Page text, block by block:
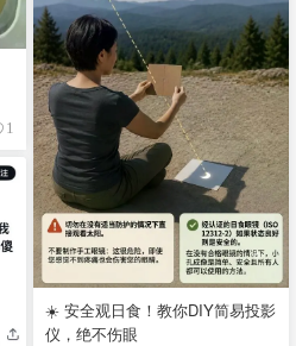
1
☀️ 安全观日食！教你DIY简易投影
仪，绝不伤眼